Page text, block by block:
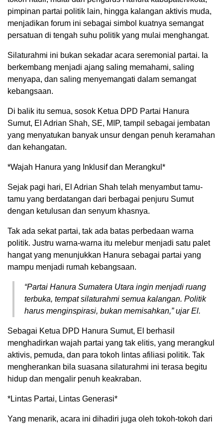
pimpinan partai politik lain, hingga kalangan aktivis muda,
menjadikan forum ini sebagai simbol kuatnya semangat
persatuan di tengah suhu politik yang mulai menghangat.
Silaturahmi ini bukan sekadar acara seremonial partai. Ia
berkembang menjadi ajang saling memahami, saling
menyapa, dan saling menyemangati dalam semangat
kebangsaan.
Di balik itu semua, sosok Ketua DPD Partai Hanura
Sumut, El Adrian Shah, SE, MIP, tampil sebagai jembatan
yang menyatukan banyak unsur dengan penuh keramahan
dan kehangatan.
*Wajah Hanura yang Inklusif dan Merangkul*
Sejak pagi hari, El Adrian Shah telah menyambut tamu-
tamu yang berdatangan dari berbagai penjuru Sumut
dengan ketulusan dan senyum khasnya.
Tak ada sekat partai, tak ada batas perbedaan warna
politik. Justru warna-warna itu melebur menjadi satu palet
hangat yang menunjukkan Hanura sebagai partai yang
mampu menjadi rumah kebangsaan.
“Partai Hanura Sumatera Utara ingin menjadi ruang
terbuka, tempat silaturahmi semua kalangan. Politik
harus menginspirasi, bukan memisahkan,” ujar El.
Sebagai Ketua DPD Hanura Sumut, El berhasil
menghadirkan wajah partai yang tak elitis, yang merangkul
aktivis, pemuda, dan para tokoh lintas afiliasi politik. Tak
mengherankan bila suasana silaturahmi ini terasa begitu
hidup dan mengalir penuh keakraban.
*Lintas Partai, Lintas Generasi*
Yang menarik, acara ini dihadiri juga oleh tokoh-tokoh dari